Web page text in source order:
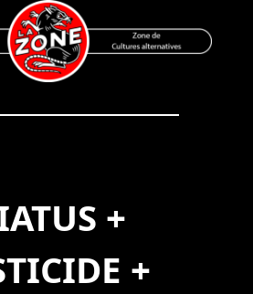
ZoneAlternatives
+
+